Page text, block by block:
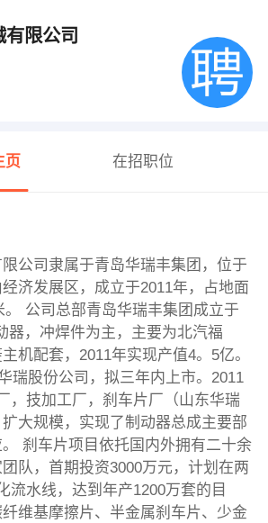
有限公司
页 在招职位
公司隶属于青岛华瑞丰集团，位于
济发展区，成立于2011年，占地面
。 公司总部青岛华瑞丰集团成立于
器，冲焊件为主，主要为北汽福
机配套，2011年实现产值4。5亿。
瑞股份公司，拟三年内上市。2011
，技加工厂，刹车片厂（山东华瑞
大规模，实现了制动器总成主要部
刹车片项目依托国内外拥有二十余
队，首期投资3000万元，计划在两
流水线，达到年产1200万套的目
维基摩擦片、半金属刹车片、少金